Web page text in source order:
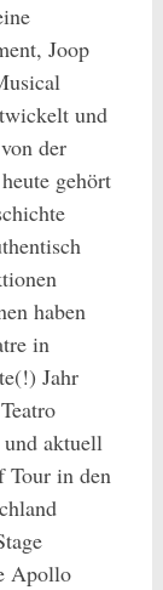
Joop
und
der
gehört
haben
in
Jahr
aktuell
Tour in den
Apollo